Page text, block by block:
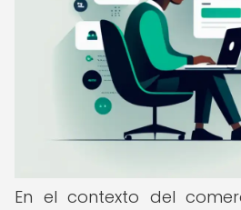
En el contexto del